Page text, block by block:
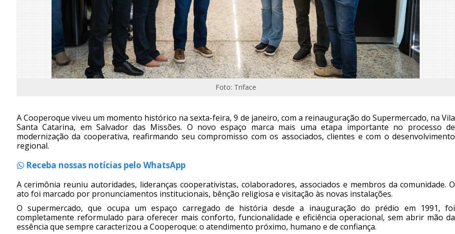
Foto: Triface
A Cooperoque viveu um momento histórico na sexta-feira, 9 de janeiro, com a reinauguração do Supermercado, na Vila
Santa Catarina, em Salvador das Missões. O novo espaço marca mais uma etapa importante no processo de
modernização da cooperativa, reafirmando seu compromisso com os associados, clientes e com o desenvolvimento
regional.
Receba nossas notícias pelo WhatsApp
A cerimônia reuniu autoridades, lideranças cooperativistas, colaboradores, associados e membros da comunidade. O
ato foi marcado por pronunciamentos institucionais, bênção religiosa e visitação às novas instalações.
O supermercado, que ocupa um espaço carregado de história desde a inauguração do prédio em 1991, foi
completamente reformulado para oferecer mais conforto, funcionalidade e eficiência operacional, sem abrir mão da
essência que sempre caracterizou a Cooperoque: o atendimento próximo, humano e de confiança.